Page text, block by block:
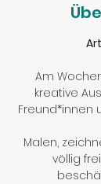
Am
kreative
Freund*innen
Malen,
völlig